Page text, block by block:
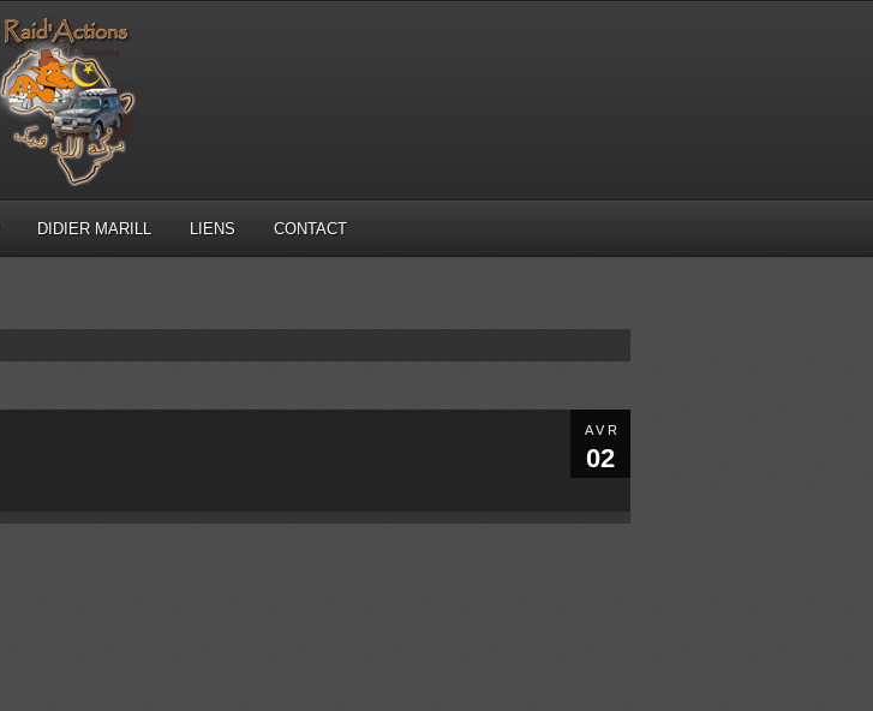
DIDIER MARILL LIENS CONTACT
AVR
02